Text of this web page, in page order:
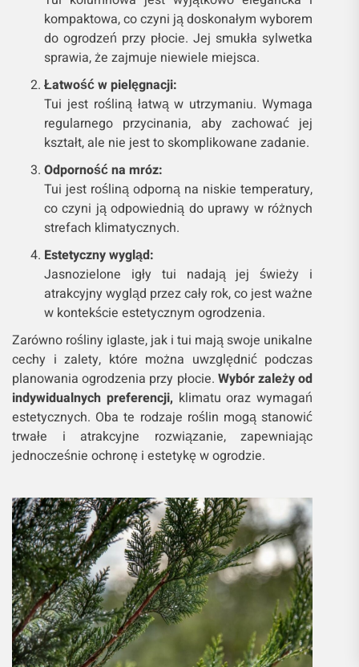
kompaktowa, co czyni ją doskonałym wyborem
do ogrodzeń przy płocie. Jej smukła sylwetka
sprawia, że zajmuje niewiele miejsca.
Łatwość w pielęgnacji:
Tui jest rośliną łatwą w utrzymaniu. Wymaga
regularnego przycinania, aby zachować jej
kształt, ale nie jest to skomplikowane zadanie.
Odporność na mróz:
Tui jest rośliną odporną na niskie temperatury,
co czyni ją odpowiednią do uprawy w różnych
strefach klimatycznych.
Estetyczny wygląd:
Jasnozielone igły tui nadają jej świeży i
atrakcyjny wygląd przez cały rok, co jest ważne
w kontekście estetycznym ogrodzenia.
Zarówno rośliny iglaste, jak i tui mają swoje unikalne
cechy i zalety, które można uwzględnić podczas
planowania ogrodzenia przy płocie. Wybór zależy od
indywidualnych preferencji, klimatu oraz wymagań
estetycznych. Oba te rodzaje roślin mogą stanowić
trwałe i atrakcyjne rozwiązanie, zapewniając
jednocześnie ochronę i estetykę w ogrodzie.